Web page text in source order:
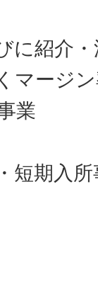
に紹介
マージ
業
短期入所